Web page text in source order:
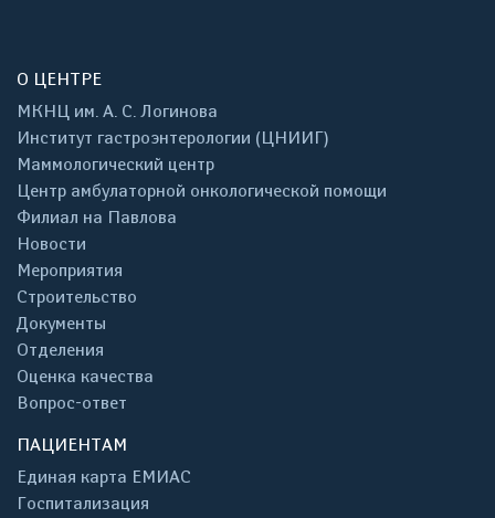
О ЦЕНТРЕ
МКНЦ им. А. С. Логинова
Институт гастроэнтерологии (ЦНИИГ)
Маммологический центр
Центр амбулаторной онкологической помощи
Филиал на Павлова
Новости
Мероприятия
Строительство
Документы
Отделения
Оценка качества
Вопрос-ответ
ПАЦИЕНТАМ
Единая карта ЕМИАС
Госпитализация